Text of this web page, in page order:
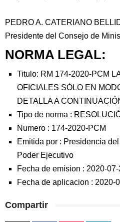
PEDRO A. CATERIANO
Presidente del Consejo de
NORMA LEGAL:
Titulo: RM 174-2020-PCM
OFICIALES SÓLO EN
DETALLA A
Tipo de norma :
Numero : 174-2020-PCM
Emitida por : Presidencia
Poder Ejecutivo
Fecha de emision : 2020-
Fecha de aplicacion : 2020-
Compartir